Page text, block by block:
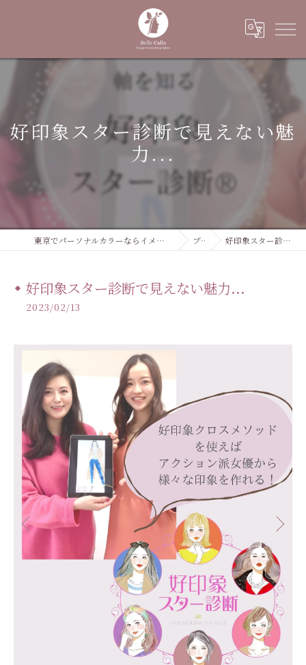
好印象スター診断で見えない魅
力...
東京でパーソナルカラーならイメージコンサルティングサロン Belle Calla ブログ 好印象スター診断で見えない魅力...
好印象スター診断で見えない魅力...
2023/02/13